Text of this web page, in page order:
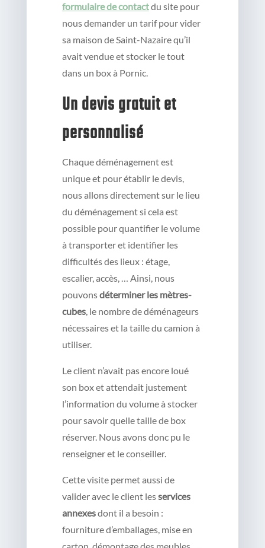
formulaire de contactdu site pour
nous demander un tarif pour vider
sa maison de Saint-Nazaire qu’il
avait vendue et stocker le tout
dans un box à Pornic.
Un devis gratuit et
personnalisé
Chaque déménagement est
unique et pour établir le devis,
nous allons directement sur le lieu
du déménagement si cela est
possible pour quantifier le volume
à transporter et identifier les
difficultés des lieux : étage,
escalier, accès, … Ainsi, nous
pouvonsdéterminer les mètres-
cubes, le nombre de déménageurs
nécessaires et la taille du camion à
utiliser.
Le client n’avait pas encore loué
son box et attendait justement
l’information du volume à stocker
pour savoir quelle taille de box
réserver. Nous avons donc pu le
renseigner et le conseiller.
Cette visite permet aussi de
valider avec le client lesservices
annexesdont il a besoin :
fourniture d’emballages, mise en